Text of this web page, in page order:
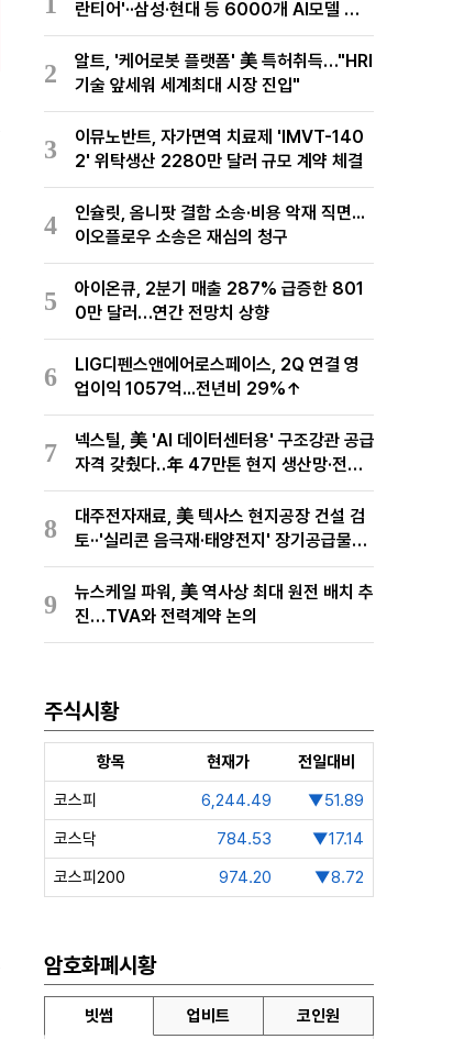
란티어'··삼성·현대 등 6000개 AI모델 현
장적용
2
알트, '케어로봇 플랫폼' 美 특허취득…"HRI
기술 앞세워 세계최대 시장 진입"
3
이뮤노반트, 자가면역 치료제 'IMVT-140
2' 위탁생산 2280만 달러 규모 계약 체결
4
인슐릿, 옴니팟 결함 소송·비용 악재 직면...
이오플로우 소송은 재심의 청구
5
아이온큐, 2분기 매출 287% 급증한 801
0만 달러…연간 전망치 상향
6
LIG디펜스앤에어로스페이스, 2Q 연결 영
업이익 1057억...전년비 29%↑
7
넥스틸, 美 'AI 데이터센터용' 구조강관 공급
자격 갖췄다‥年 47만톤 현지 생산망·전미
유통망 구축
8
대주전자재료, 美 텍사스 현지공장 건설 검
토··'실리콘 음극재·태양전지' 장기공급물량
확보 준비
9
뉴스케일 파워, 美 역사상 최대 원전 배치 추
진…TVA와 전력계약 논의
주식시황
항목 현재가
전일대비
코스피
6,244.49
▼51.89
코스닥
784.53
▼17.14
코스피200
974.20 ▼8.72
암호화폐시황
빗썸 업비트 코인원